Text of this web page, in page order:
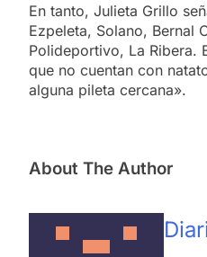
En tanto, Julieta Grillo
Ezpeleta, Solano, Bernal
Polideportivo, La Ribera.
que no cuentan con
alguna pileta cercana».
About The Author